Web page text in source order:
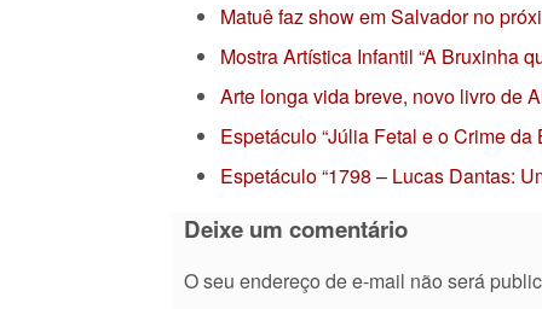
Matuê faz show em Salvador no
Mostra Artística Infantil “A Bruxinha
Arte longa vida breve, novo livro de
Espetáculo “Júlia Fetal e o Crime
Espetáculo “1798 – Lucas Dantas:
Deixe um comentário
O seu endereço de e-mail não será